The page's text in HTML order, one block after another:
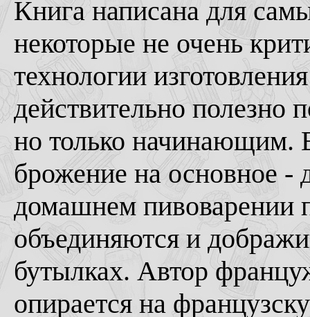
Книга написана для
некоторые не очень
технологии
действительно полезно
но только начинающим.
брожение на основное -
домашнем пивоварении
объединяются и
бутылках. Автор
опирается на